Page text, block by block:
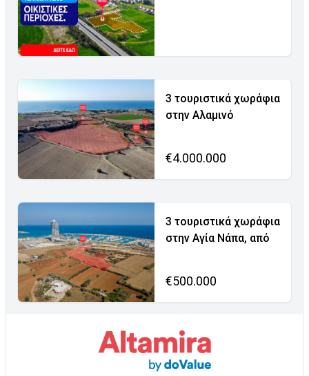
3 τουριστικά χωράφια
στην Αλαμινό
€4.000.000
3 τουριστικά χωράφια
στην Αγία Νάπα, από
€500.000